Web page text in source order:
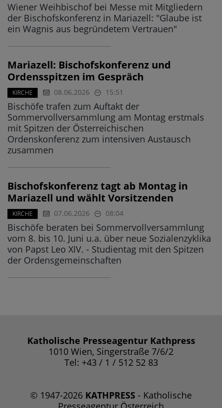
Wiener Weihbischof bei Messe mit Mitgliedern
der Bischofskonferenz in Mariazell: "Glaube ist
ein Wagnis aus begründetem Vertrauen"
Mariazell: Bischofskonferenz und
Ordensspitzen im Gespräch
KIRCHE 08.06.2026 15:51
Bischöfe trafen zum Auftakt der
Sommervollversammlung am Montag erstmals
mit Spitzen der Österreichischen
Ordenskonferenz zum intensiven Austausch
zusammen
Bischofskonferenz tagt ab Montag in
Mariazell und wählt Vorsitzenden
KIRCHE 07.06.2026 08:04
Bischöfe beraten bei Sommervollversammlung
vom 8. bis 10. Juni u.a. über neue Sozialenzyklika
von Papst Leo XIV. - Studientag mit den Spitzen
der Ordensgemeinschaften
Katholische Presseagentur Kathpress
1010 Wien, Singerstraße 7/6/2
Tel: +43 / 1 / 512 52 83
© 1947-2026 KATHPRESS - Katholische